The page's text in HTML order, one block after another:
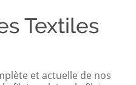
Textiles
et actuelle de nos